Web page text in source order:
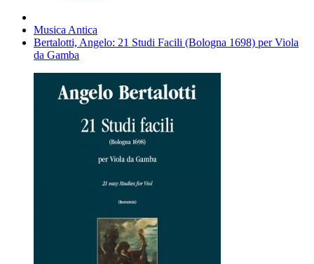
Musica Antica
Bertalotti, Angelo: 21 Studi Facili (Bologna 1698) per Viola
da Gamba